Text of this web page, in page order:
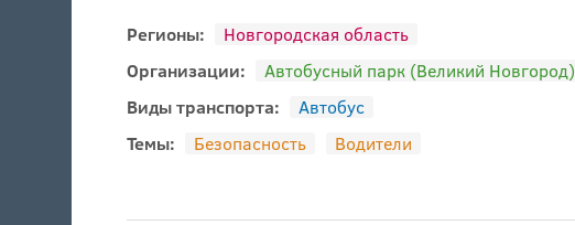
Регионы:
Новгородская область
Организации:
Автобусный парк (Великий Новгород)
Виды транспорта:
Автобус
Темы:
Безопасность Водители